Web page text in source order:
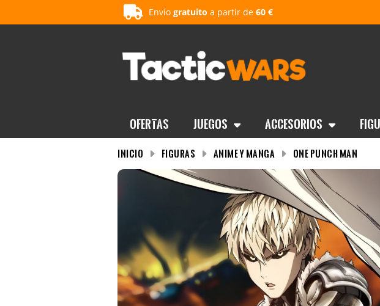
Envío gratuito a partir de 60 €
OFERTAS Juegos Accesorios
INICIO Figuras Anime y Manga One Punch Man